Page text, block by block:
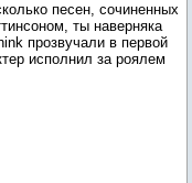
песен, сочиненных
ты наверняка
прозвучали в первой
исполнил за роялем